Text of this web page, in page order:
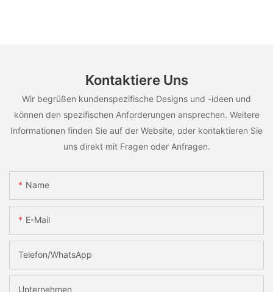
Kontaktiere Uns
Wir begrüßen kundenspezifische Designs und -ideen und
können den spezifischen Anforderungen ansprechen. Weitere
Informationen finden Sie auf der Website, oder kontaktieren Sie
uns direkt mit Fragen oder Anfragen.
Name
E-Mail
Telefon/WhatsApp
Unternehmen